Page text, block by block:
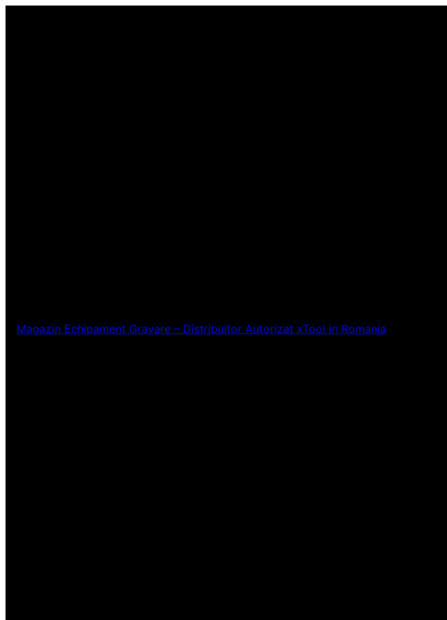
Magazin Echipament Gravare – Distribuitor Autorizat xTool in Romania